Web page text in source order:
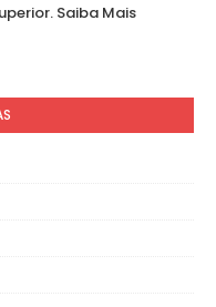
Saiba Mais